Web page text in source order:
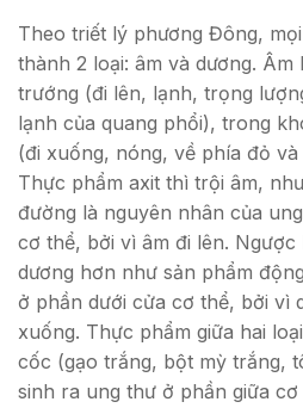
Theo triết lý phương Đông,
thành 2 loại: âm và dương. Âm
trướng (đi lên, lạnh, trọng
lạnh của quang phổi), trong
(đi xuống, nóng, về phía đỏ
Thực phẩm axit thì trội âm,
đường là nguyên nhân của
cơ thể, bởi vì âm đi lên.
dương hơn như sản phẩm
ở phần dưới cửa cơ thể, bởi vì
xuống. Thực phẩm giữa hai
cốc (gạo trắng, bột mỳ trắng,
sinh ra ung thư ở phần giữa cơ